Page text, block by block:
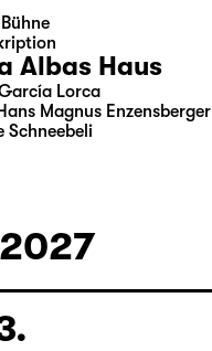
Albas Haus
Lorca
Magnus Enzensberger
Schneebeli